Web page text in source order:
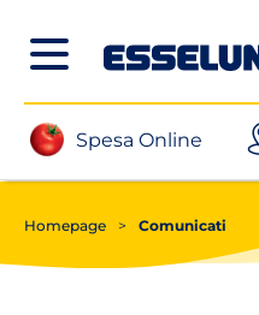
Spesa Online(apri
Homepage > Comunicati